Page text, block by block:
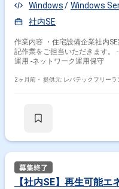
Windows
Windows
社内SE
作業内容 ・住宅設備企業社内
記作業をご担当いただきます。 -グループ企業のキッティング -オンプレAD
運用 -ネットワーク運用保守
2ヶ月前・ 提供元: レバテックフリーラ
【社内SE】再生可能